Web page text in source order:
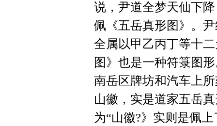
说，尹道全梦天仙下
佩《五岳真形图》。
全属以甲乙丙丁等十
图》也是一种符箓图
南岳区牌坊和汽车上
山徽，实是道家五岳
为“山徽?》实则是佩